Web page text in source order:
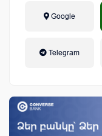
Google
Telegram